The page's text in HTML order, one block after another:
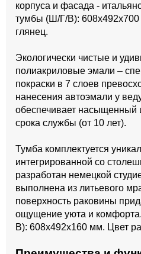
корпуса и фасада -
тумбы (Ш/Г/В):
глянец.
Экологически чистые и
полиакриловые эмали –
покраски в 7 слоев
нанесения автоэмали у
обеспечивает насыщенный
срока службы (от 10 лет).
Тумба комплектуется
интегрированной со
разработан немецкой
выполнена из литьевого
поверхность раковины
ощущение уюта и
В): 608x492x160 мм. Цвет